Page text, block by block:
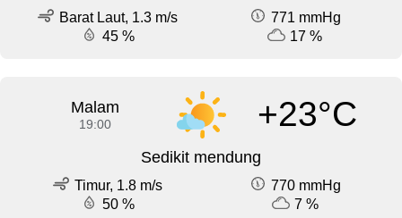
Barat Laut, 1.3 m/s
771 mmHg
45 %
17 %
Malam
19:00 +23°C
Sedikit mendung
Timur, 1.8 m/s
770 mmHg
50 %
7 %